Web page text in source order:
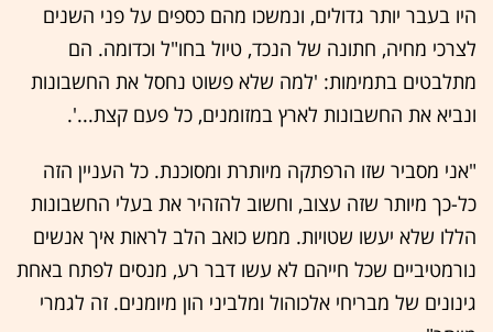
היו בעבר יותר גדולים, ונמשכו מהם כספים על פני השנים
לצרכי מחיה, חתונה של הנכד, טיול בחו"ל וכדומה. הם
מתלבטים בתמימות: 'למה שלא פשוט נחסל את החשבונות
ונביא את החשבונות לארץ במזומנים, כל פעם קצת...'.
"אני מסביר שזו הרפתקה מיותרת ומסוכנת. כל העניין הזה
כל-כך מיותר שזה עצוב, וחשוב להזהיר את בעלי החשבונות
הללו שלא יעשו שטויות. ממש כואב הלב לראות איך אנשים
נורמטיביים שכל חייהם לא עשו דבר רע, מנסים לפתח באחת
גינונים של מבריחי אלכוהול ומלביני הון מיומנים. זה לגמרי